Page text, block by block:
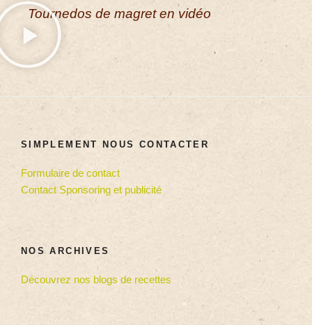
Tournedos de magret en vidéo
SIMPLEMENT NOUS CONTACTER
Formulaire de contact
Contact Sponsoring et publicité
NOS ARCHIVES
Découvrez nos blogs de recettes